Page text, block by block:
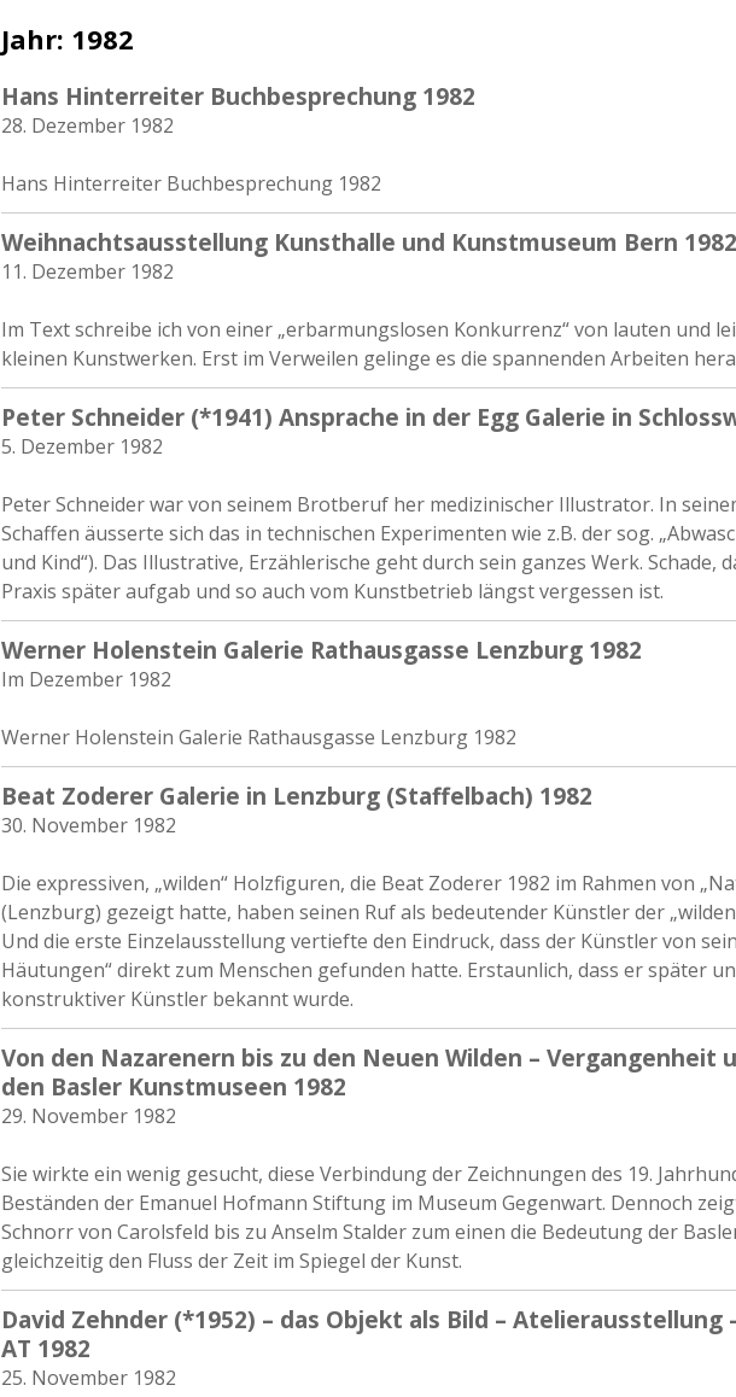
Jahr: 1982
Hans Hinterreiter Buchbesprechung 1982
28. Dezember 1982
Hans Hinterreiter Buchbesprechung 1982
Weihnachtsausstellung Kunsthalle und Kunstmuseum Bern 1982
11. Dezember 1982
Im Text schreibe ich von einer „erbarmungslosen Konkurrenz“ von lauten und
kleinen Kunstwerken. Erst im Verweilen gelinge es die spannenden Arbeiten
Peter Schneider (*1941) Ansprache in der Egg Galerie in
5. Dezember 1982
Peter Schneider war von seinem Brotberuf her medizinischer Illustrator. In
Schaffen äusserte sich das in technischen Experimenten wie z.B. der sog.
und Kind“). Das Illustrative, Erzählerische geht durch sein ganzes Werk. Schade,
Praxis später aufgab und so auch vom Kunstbetrieb längst vergessen ist.
Werner Holenstein Galerie Rathausgasse Lenzburg 1982
Im Dezember 1982
Werner Holenstein Galerie Rathausgasse Lenzburg 1982
Beat Zoderer Galerie in Lenzburg (Staffelbach) 1982
30. November 1982
Die expressiven, „wilden“ Holzfiguren, die Beat Zoderer 1982 im Rahmen von
(Lenzburg) gezeigt hatte, haben seinen Ruf als bedeutender Künstler der
Und die erste Einzelausstellung vertiefte den Eindruck, dass der Künstler von
Häutungen“ direkt zum Menschen gefunden hatte. Erstaunlich, dass er später
konstruktiver Künstler bekannt wurde.
Von den Nazarenern bis zu den Neuen Wilden – Vergangenheit
den Basler Kunstmuseen 1982
29. November 1982
Sie wirkte ein wenig gesucht, diese Verbindung der Zeichnungen des 19.
Beständen der Emanuel Hofmann Stiftung im Museum Gegenwart. Dennoch
Schnorr von Carolsfeld bis zu Anselm Stalder zum einen die Bedeutung der
gleichzeitig den Fluss der Zeit im Spiegel der Kunst.
David Zehnder (*1952) – das Objekt als Bild – Atelierausstellung
AT 1982
25. November 1982